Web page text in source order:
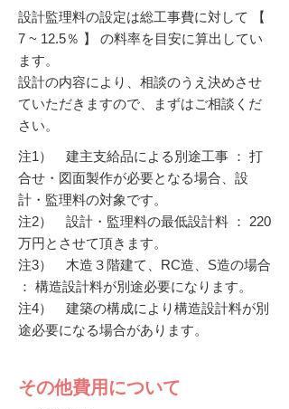
設計監理料の設定は総工事費に対して 【
7 ~ 12.5％ 】 の料率を目安に算出してい
ます。
設計の内容により、相談のうえ決めさせ
ていただきますので、まずはご相談くだ
さい。
注1） 建主支給品による別途工事 ： 打
合せ・図面製作が必要となる場合、設
計・監理料の対象です。
注2） 設計・監理料の最低設計料 ： 220
万円とさせて頂きます。
注3） 木造３階建て、RC造、S造の場合
： 構造設計料が別途必要になります。
注4） 建築の構成により構造設計料が別
途必要になる場合があります。
その他費用について